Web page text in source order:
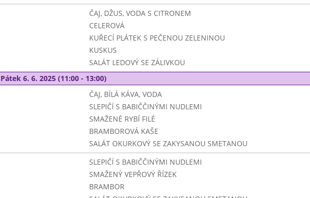
ČAJ, DŽUS, VODA S CITRONEM
CELEROVÁ
KUŘECÍ PLÁTEK S PEČENOU ZELENINOU
KUSKUS
SALÁT LEDOVÝ SE ZÁLIVKOU
Pátek 6. 6. 2025 (11:00 - 13:00)
ČAJ, BÍLÁ KÁVA, VODA
SLEPIČÍ S BABIČČINÝMI NUDLEMI
SMAŽENÉ RYBÍ FILÉ
BRAMBOROVÁ KAŠE
SALÁT OKURKOVÝ SE ZAKYSANOU SMETANOU
SLEPIČÍ S BABIČČINÝMI NUDLEMI
SMAŽENÝ VEPŘOVÝ ŘÍZEK
BRAMBOR